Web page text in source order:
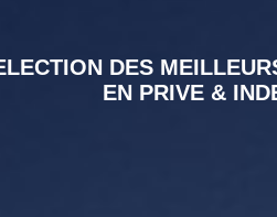
DES
EN PRIVE &